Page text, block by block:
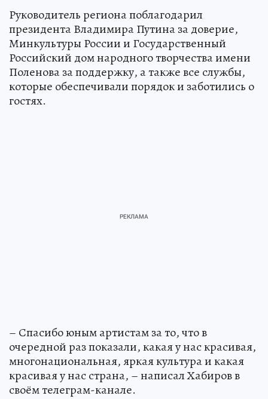
Руководитель региона поблагодарил
президента Владимира Путина за доверие,
Минкультуры России и Государственный
Российский дом народного творчества имени
Поленова за поддержку, а также все службы,
которые обеспечивали порядок и заботились о
гостях.
– Спасибо юным артистам за то, что в
очередной раз показали, какая у нас красивая,
многонациональная, яркая культура и какая
красивая у нас страна, – написал Хабиров в
своём телеграм-канале.